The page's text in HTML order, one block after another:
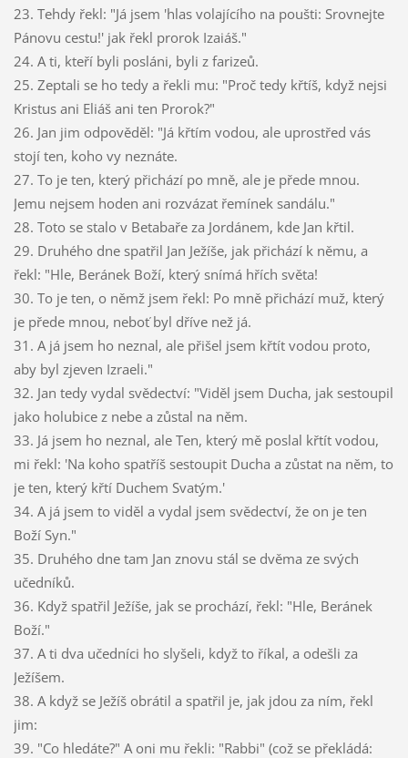
23. Tehdy řekl: "Já jsem 'hlas volajícího na poušti: Srovnejte
Pánovu cestu!' jak řekl prorok Izaiáš."
24. A ti, kteří byli posláni, byli z farizeů.
25. Zeptali se ho tedy a řekli mu: "Proč tedy křtíš, když nejsi
Kristus ani Eliáš ani ten Prorok?"
26. Jan jim odpověděl: "Já křtím vodou, ale uprostřed vás
stojí ten, koho vy neznáte.
27. To je ten, který přichází po mně, ale je přede mnou.
Jemu nejsem hoden ani rozvázat řemínek sandálu."
28. Toto se stalo v Betabaře za Jordánem, kde Jan křtil.
29. Druhého dne spatřil Jan Ježíše, jak přichází k němu, a
řekl: "Hle, Beránek Boží, který snímá hřích světa!
30. To je ten, o němž jsem řekl: Po mně přichází muž, který
je přede mnou, neboť byl dříve než já.
31. A já jsem ho neznal, ale přišel jsem křtít vodou proto,
aby byl zjeven Izraeli."
32. Jan tedy vydal svědectví: "Viděl jsem Ducha, jak sestoupil
jako holubice z nebe a zůstal na něm.
33. Já jsem ho neznal, ale Ten, který mě poslal křtít vodou,
mi řekl: 'Na koho spatříš sestoupit Ducha a zůstat na něm, to
je ten, který křtí Duchem Svatým.'
34. A já jsem to viděl a vydal jsem svědectví, že on je ten
Boží Syn."
35. Druhého dne tam Jan znovu stál se dvěma ze svých
učedníků.
36. Když spatřil Ježíše, jak se prochází, řekl: "Hle, Beránek
Boží."
37. A ti dva učedníci ho slyšeli, když to říkal, a odešli za
Ježíšem.
38. A když se Ježíš obrátil a spatřil je, jak jdou za ním, řekl
jim:
39. "Co hledáte?" A oni mu řekli: "Rabbi" (což se překládá: